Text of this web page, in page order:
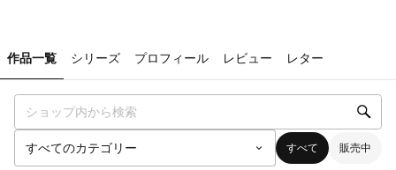
作品一覧 シリーズ プロフィール レビュー レター
すべて 販売中